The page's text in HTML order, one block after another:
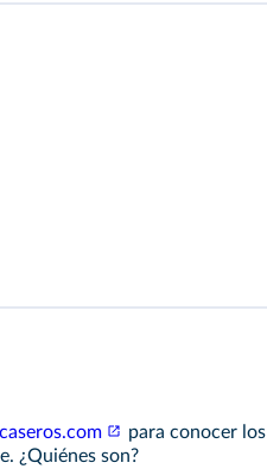
para conocer los
¿Quiénes son?